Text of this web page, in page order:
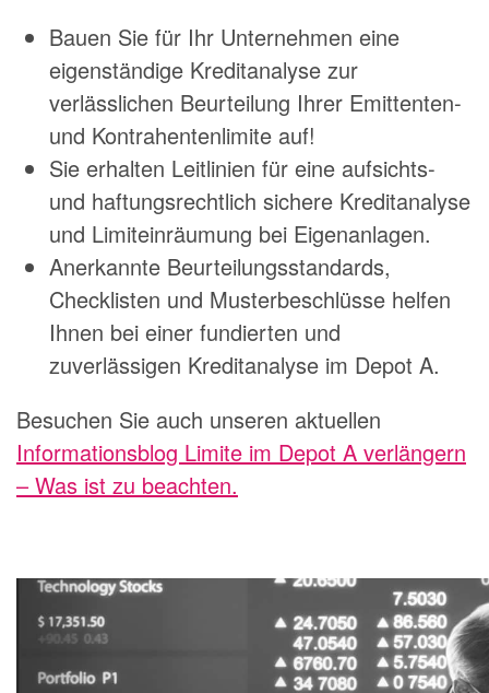
Bauen Sie für Ihr Unternehmen eine
eigenständige Kreditanalyse zur
verlässlichen Beurteilung Ihrer Emittenten-
und Kontrahentenlimite auf!
Sie erhalten Leitlinien für eine aufsichts-
und haftungsrechtlich sichere Kreditanalyse
und Limiteinräumung bei Eigenanlagen.
Anerkannte Beurteilungsstandards,
Checklisten und Musterbeschlüsse helfen
Ihnen bei einer fundierten und
zuverlässigen Kreditanalyse im Depot A.
Besuchen Sie auch unseren aktuellen
Informationsblog Limite im Depot A verlängern
– Was ist zu beachten.